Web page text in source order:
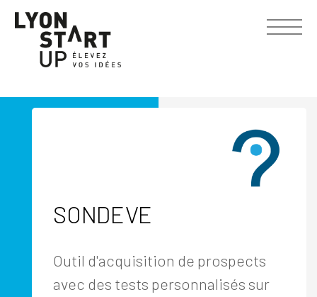
SONDEVE
Outil d'acquisition de prospects
avec des tests personnalisés sur